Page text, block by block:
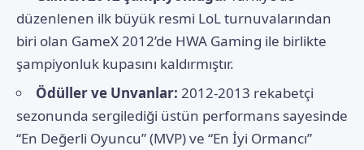
düzenlenen ilk büyük resmi LoL turnuvalarından
biri olan GameX 2012’de HWA Gaming ile birlikte
şampiyonluk kupasını kaldırmıştır.
Ödüller ve Unvanlar: 2012-2013 rekabetçi
sezonunda sergilediği üstün performans sayesinde
“En Değerli Oyuncu” (MVP) ve “En İyi Ormancı”